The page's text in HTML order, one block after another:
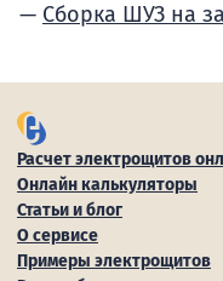
Сборка ШУЗ на
Расчет электрощитов
Онлайн калькуляторы
Статьи и блог
О сервисе
Примеры электрощитов